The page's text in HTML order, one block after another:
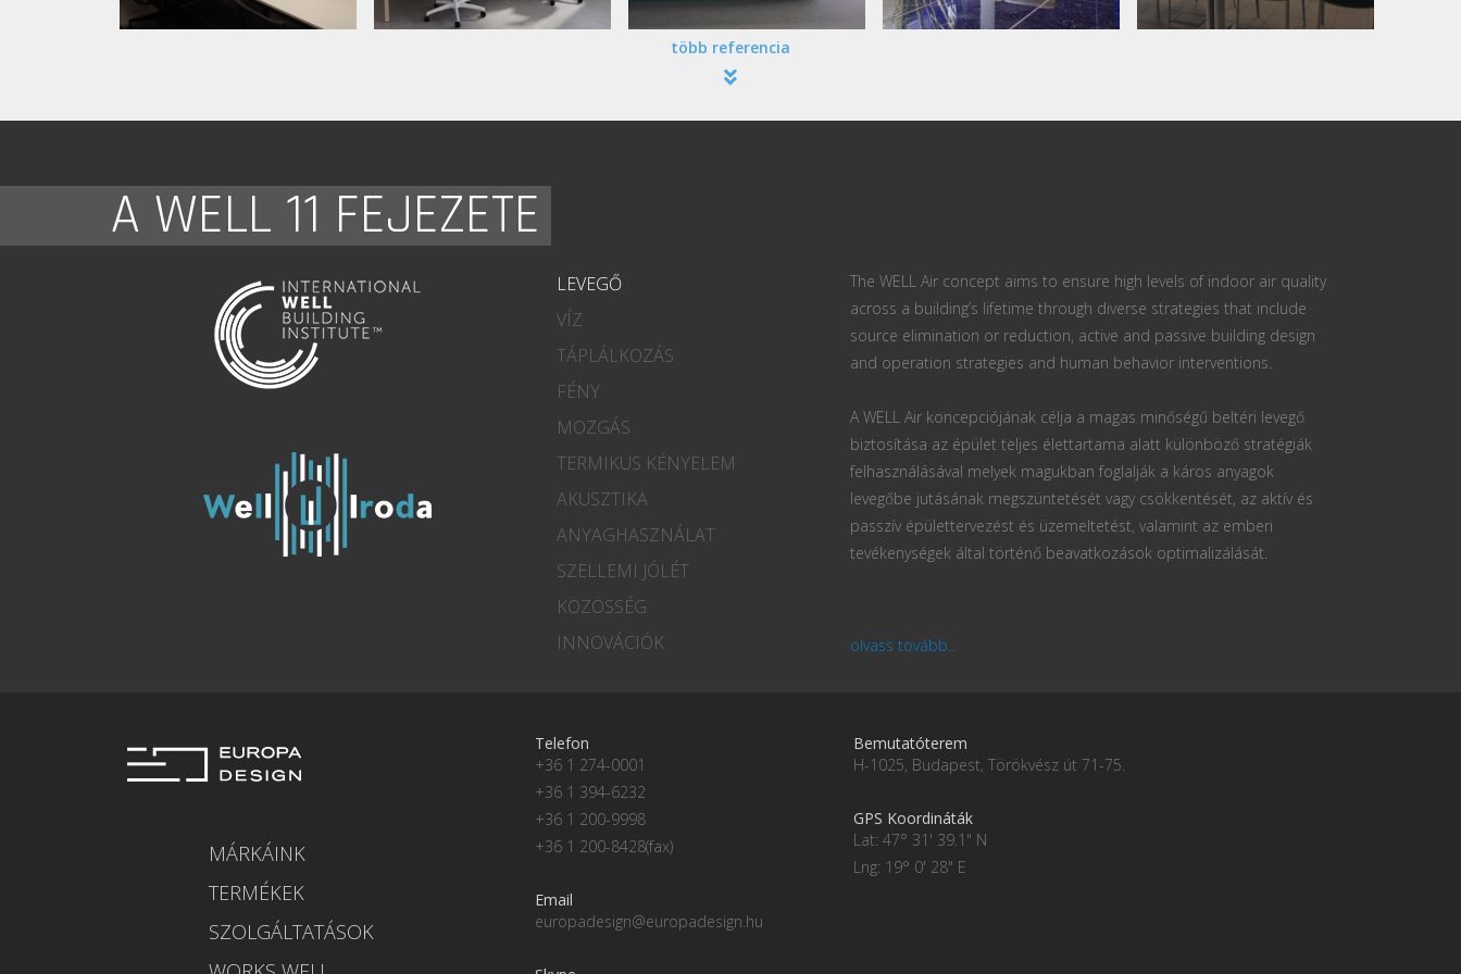
több referencia
A WELL 11 FEJEZETE
LEVEGŐ
VÍZ
TÁPLÁLKOZÁS
FÉNY
MOZGÁS
TERMIKUS KÉNYELEM
AKUSZTIKA
ANYAGHASZNÁLAT
SZELLEMI JÓLÉT
KÖZÖSSÉG
INNOVÁCIÓK
The WELL Air concept aims to ensure high levels of indoor air quality
across a building’s lifetime through diverse strategies that include
source elimination or reduction, active and passive building design
and operation strategies and human behavior interventions.
A WELL Air koncepciójának célja a magas minőségű beltéri levegő
biztosítása az épület teljes élettartama alatt különböző stratégiák
felhasználásával melyek magukban foglalják a káros anyagok
levegőbe jutásának megszüntetését vagy csökkentését, az aktív és
passzív épülettervezést és üzemeltetést, valamint az emberi
tevékenységek által történő beavatkozások optimalizálását.
olvass tovább...
MÁRKÁINK
TERMÉKEK
SZOLGÁLTATÁSOK
Telefon
+36 1 274-0001
+36 1 394-6232
+36 1 200-9998
+36 1 200-8428(fax)
Email
europadesign@europadesign.hu
Bemutatóterem
H-1025, Budapest, Törökvész út 71-75.
GPS Koordináták
Lat: 47° 31' 39.1" N
Lng: 19° 0' 28" E